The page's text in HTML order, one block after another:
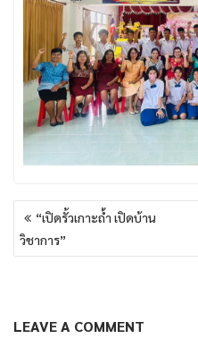
แนะแนว
เรื่อง“เปิดรั้วเกาะถ้ำ เปิดบ้าน
วิชาการ”
LEAVE A COMMENT